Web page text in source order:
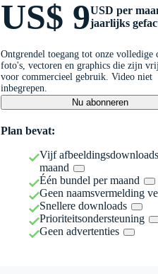
US$ 9USD per
jaarlijks
Ontgrendel toegang tot onze volledige
foto's, vectoren en graphics die zijn
voor commercieel gebruik. Video niet
inbegrepen.
Nu abonneren
Plan bevat:
Vijf
maand
Één bundel per maand
Geen naamsvermelding
Snellere downloads
Prioriteitsondersteuning
Geen advertenties